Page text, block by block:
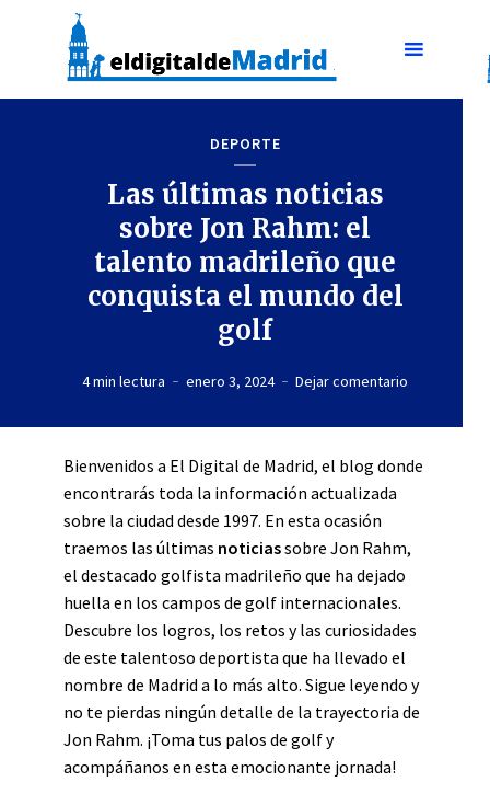
DEPORTE
Las últimas noticias
sobre Jon Rahm: el
talento madrileño que
conquista el mundo del
golf
4 min lectura enero 3, 2024 Dejar comentario
Bienvenidos a El Digital de Madrid, el blog donde
encontrarás toda la información actualizada
sobre la ciudad desde 1997. En esta ocasión
traemos las últimas noticiassobre Jon Rahm,
el destacado golfista madrileño que ha dejado
huella en los campos de golf internacionales.
Descubre los logros, los retos y las curiosidades
de este talentoso deportista que ha llevado el
nombre de Madrid a lo más alto. Sigue leyendo y
no te pierdas ningún detalle de la trayectoria de
Jon Rahm. ¡Toma tus palos de golf y
acompáñanos en esta emocionante jornada!